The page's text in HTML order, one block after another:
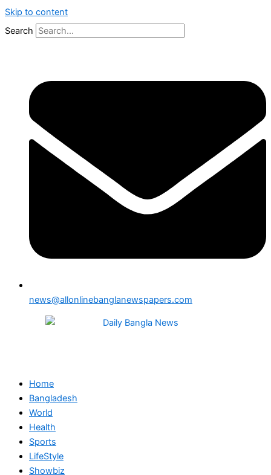
Skip to content
Search
news@allonlinebanglanewspapers.com
Home
Bangladesh
World
Health
Sports
LifeStyle
Showbiz